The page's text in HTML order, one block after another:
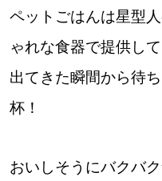
【道北のお気に入りを見
【道東のお気に入りを見
ペットごはんは星型
ゃれな食器で提供して
出てきた瞬間から待
杯！
おいしそうにバクバ